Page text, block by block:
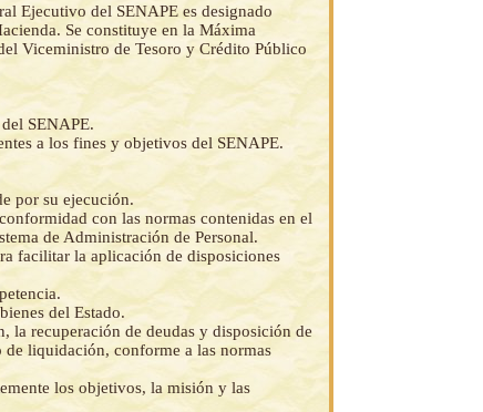
Ejecutivo del SENAPE es designado
Se constituye en la Máxima
Viceministro de Tesoro y Crédito Público
SENAPE.
a los fines y objetivos del SENAPE.
por su ejecución.
con las normas contenidas en el
de Administración de Personal.
facilitar la aplicación de disposiciones
del Estado.
la recuperación de deudas y disposición de
de liquidación, conforme a las normas
los objetivos, la misión y las